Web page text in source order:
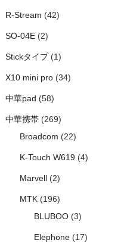
R-Stream (42)
SO-04E(2)
Stickタイプ(1)
X10 mini pro(34)
中華pad (58)
中華携帯(269)
Broadcom (22)
K-Touch W619(4)
Marvell(2)
MTK(196)
BLUBOO(3)
Elephone(17)